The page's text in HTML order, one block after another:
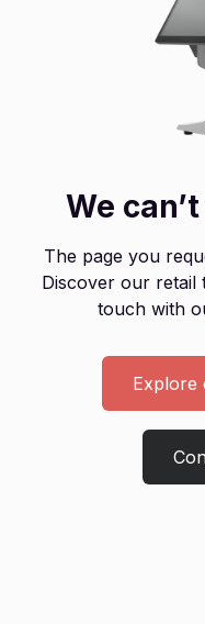
We
The page you
Discover our retail
touch with
Explore